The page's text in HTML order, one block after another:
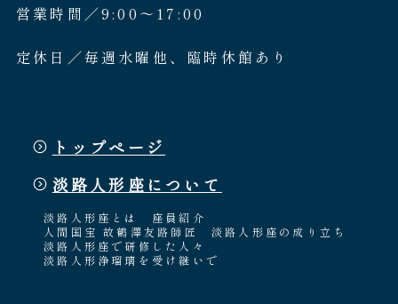
営業時間／9:00〜17:00
定休日／毎週水曜他、臨時休館あり
トップページ
淡路人形座について
淡路人形座とは
座員紹介
人間国宝 故鶴澤友路師匠
淡路人形座の成り立ち
淡路人形座で研修した人々
淡路人形浄瑠璃を受け継いで